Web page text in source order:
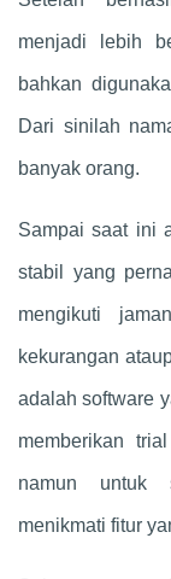
menjadi lebih
bahkan
Dari sinilah
banyak orang.
Sampai saat ini
stabil yang
mengikuti
kekurangan
adalah software
memberikan
namun untuk
menikmati fitur